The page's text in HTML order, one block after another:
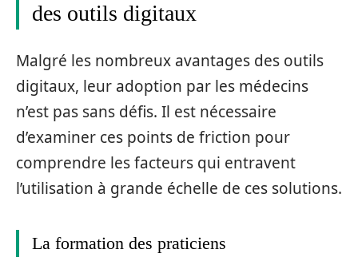
des outils digitaux
Malgré les nombreux avantages des outils
digitaux, leur adoption par les médecins
n’est pas sans défis. Il est nécessaire
d’examiner ces points de friction pour
comprendre les facteurs qui entravent
l’utilisation à grande échelle de ces solutions.
La formation des praticiens